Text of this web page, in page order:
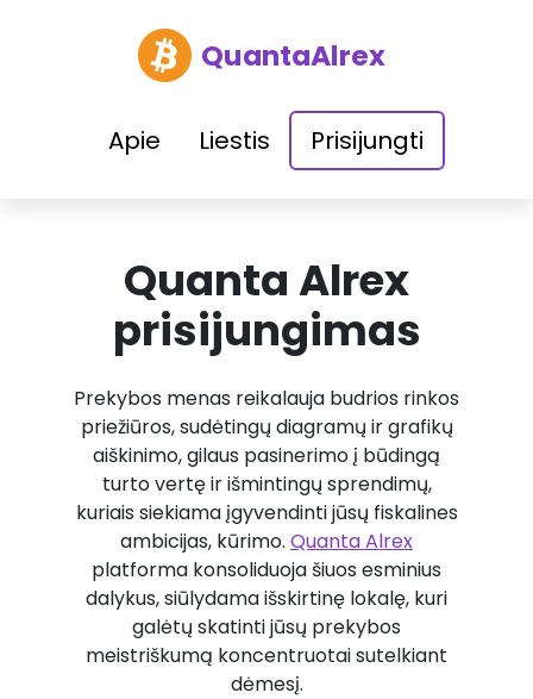
QuantaAlrex
Apie Liestis Prisijungti
Quanta Alrex
prisijungimas
Prekybos menas reikalauja budrios rinkos
priežiūros, sudėtingų diagramų ir grafikų
aiškinimo, gilaus pasinerimo į būdingą
turto vertę ir išmintingų sprendimų,
kuriais siekiama įgyvendinti jūsų fiskalines
ambicijas, kūrimo. Quanta Alrex
platforma konsoliduoja šiuos esminius
dalykus, siūlydama išskirtinę lokalę, kuri
galėtų skatinti jūsų prekybos
meistriškumą koncentruotai sutelkiant
dėmesį.